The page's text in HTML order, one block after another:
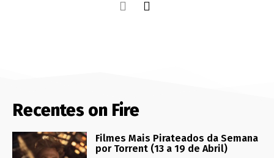
Recentes on Fire
Filmes Mais Pirateados da Semana
por Torrent (13 a 19 de Abril)